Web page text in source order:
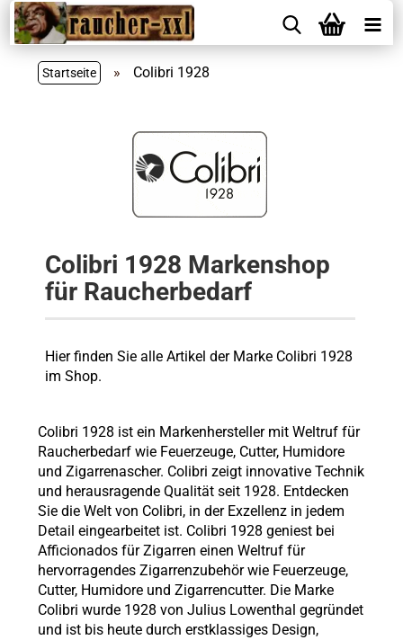
Startseite » Colibri 1928
Colibri 1928 Markenshop
für Raucherbedarf
Hier finden Sie alle Artikel der Marke Colibri 1928
im Shop.
Colibri 1928 ist ein Markenhersteller mit Weltruf für
Raucherbedarf wie Feuerzeuge, Cutter, Humidore
und Zigarrenascher. Colibri zeigt innovative Technik
und herausragende Qualität seit 1928. Entdecken
Sie die Welt von Colibri, in der Exzellenz in jedem
Detail eingearbeitet ist. Colibri 1928 geniest bei
Afficionados für Zigarren einen Weltruf für
hervorragendes Zigarrenzubehör wie Feuerzeuge,
Cutter, Humidore und Zigarrencutter. Die Marke
Colibri wurde 1928 von Julius Lowenthal gegründet
und ist bis heute durch erstklassiges Design,